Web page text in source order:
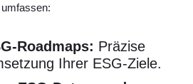
Roadmaps: Präzise
Ihrer ESG-Ziele.